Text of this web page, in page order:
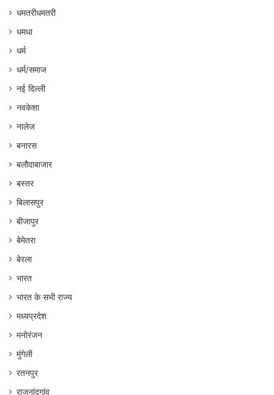
धमतरीधमतरी
धमधा
धर्म
धर्म/समाज
नई दिल्ली
नवकेशा
नालेज
बनारस
बलौदाबाजार
बस्तर
बिलासपुर
बीजापुर
बेमेतरा
बेरला
भारत
भारत के सभी राज्य
मध्यप्रदेश
मनोरंजन
मुंगेली
रतनपुर
राजनांदगांव